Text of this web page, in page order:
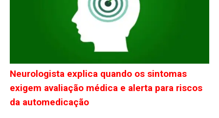
Neurologista explica quando os sintomas
exigem avaliação médica e alerta para riscos
da automedicação